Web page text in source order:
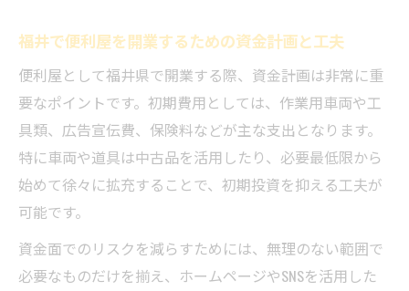
福井で便利屋を開業するための資金計画と工夫
便利屋として福井県で開業する際、資金計画は非常に重
要なポイントです。初期費用としては、作業用車両や工
具類、広告宣伝費、保険料などが主な支出となります。
特に車両や道具は中古品を活用したり、必要最低限から
始めて徐々に拡充することで、初期投資を抑える工夫が
可能です。
資金面でのリスクを減らすためには、無理のない範囲で
必要なものだけを揃え、ホームページやSNSを活用した